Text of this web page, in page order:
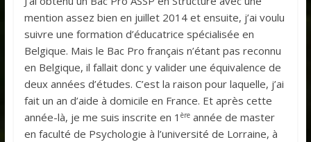
mention assez bien en juillet 2014 et ensuite, j’ai voulu
suivre une formation d’éducatrice spécialisée en
Belgique. Mais le Bac Pro français n’étant pas reconnu
en Belgique, il fallait donc y valider une équivalence de
deux années d’études. C’est la raison pour laquelle, j’ai
fait un an d’aide à domicile en France. Et après cette
année-là, je me suis inscrite en 1 èreannée de master
en faculté de Psychologie à l’université de Lorraine, à